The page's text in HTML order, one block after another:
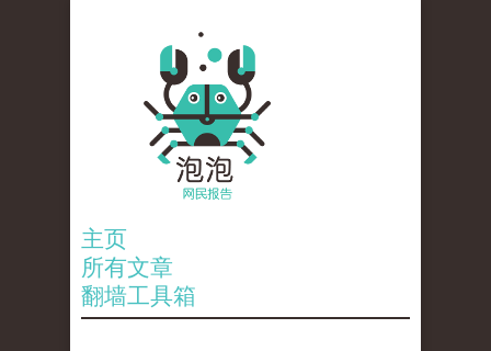
主页
所有文章
翻墙工具箱